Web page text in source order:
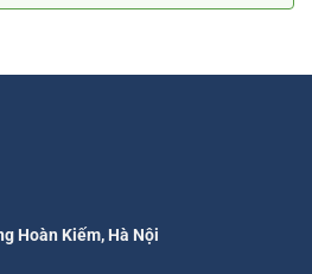
Hoàn Kiếm, Hà Nội